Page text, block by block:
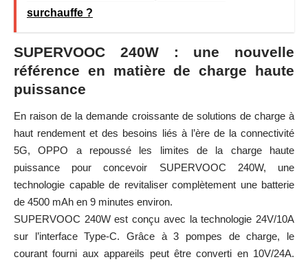
surchauffe ?
SUPERVOOC 240W : une nouvelle
référence en matière de charge haute
puissance
En raison de la demande croissante de solutions de charge à
haut rendement et des besoins liés à l’ère de la connectivité
5G, OPPO a repoussé les limites de la charge haute
puissance pour concevoir SUPERVOOC 240W, une
technologie capable de revitaliser complètement une batterie
de 4500 mAh en 9 minutes environ.
SUPERVOOC 240W est conçu avec la technologie 24V/10A
sur l’interface Type-C. Grâce à 3 pompes de charge, le
courant fourni aux appareils peut être converti en 10V/24A.